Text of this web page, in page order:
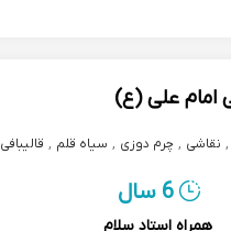
امام علی (ع)
, نقاشی , چرم دوزی , سیاه قلم , قالیبافی
6 سال
همراه استاد سلام